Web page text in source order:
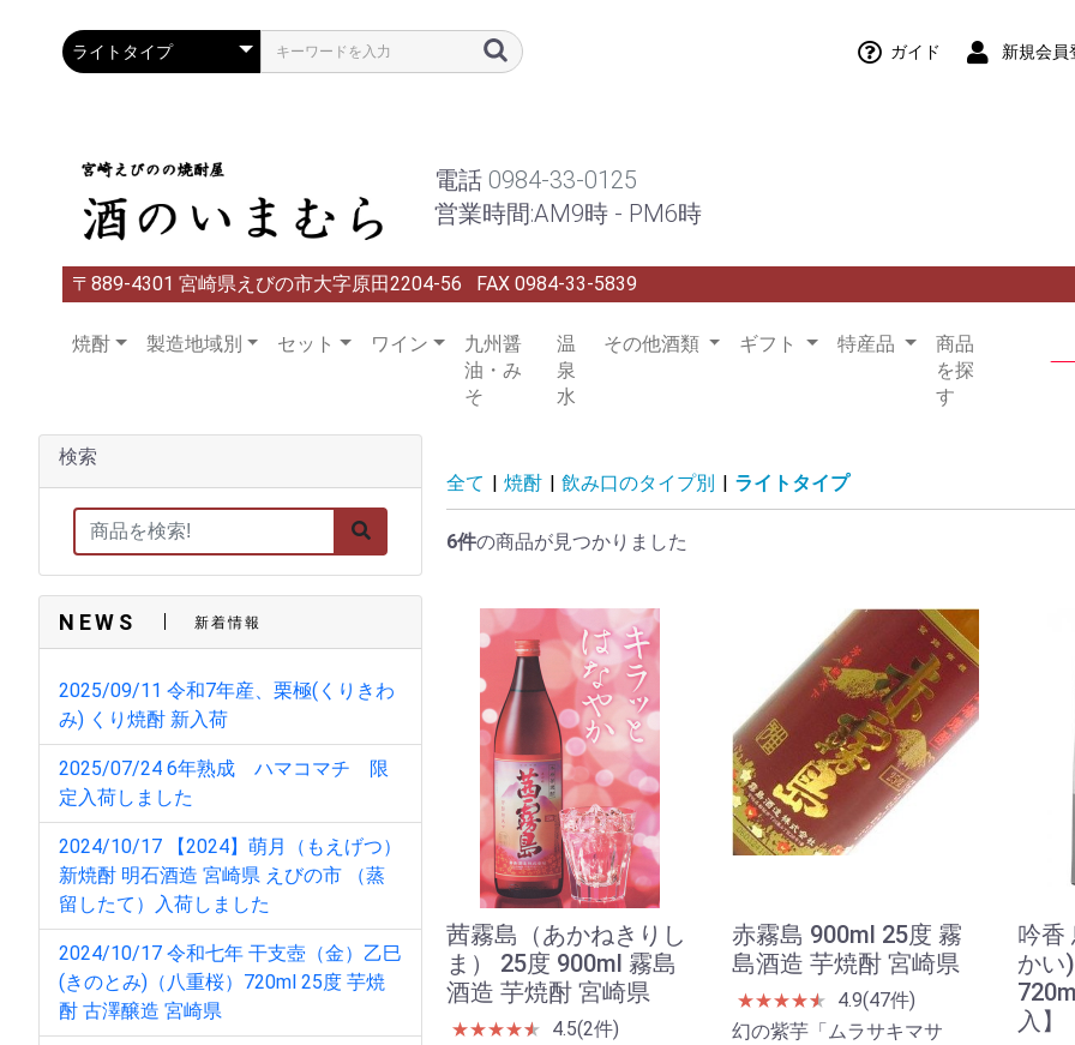
ガイド 新規会員
電話 0984-33-0125
営業時間:AM9時 - PM6時
〒889-4301 宮崎県えびの市大字原田2204-56 FAX 0984-33-5839
焼酎 製造地域別 セット ワイン
九州醤
油・み
そ
温
泉
水
その他酒類 ギフト 特産品
商品
を探
す
検索
NEWS 新着情報
2025/09/11 令和7年産、栗極(くりきわ
み) くり焼酎 新入荷
2025/07/24 6年熟成 ハマコマチ 限
定入荷しました
2024/10/17 【2024】萌月（もえげつ）
新焼酎 明石酒造 宮崎県 えびの市 （蒸
留したて）入荷しました
2024/10/17 令和七年 干支壺（金）乙巳
(きのとみ)（八重桜）720ml 25度 芋焼
酎 古澤醸造 宮崎県
全て | 焼酎 | 飲み口のタイプ別 | ライトタイプ
6件の商品が見つかりました
茜霧島（あかねきりし
ま） 25度 900ml 霧島
酒造 芋焼酎 宮崎県
★★★★★
★
4.5(2件)
赤霧島 900ml 25度 霧
島酒造 芋焼酎 宮崎県
★★★★★
★
4.9(47件)
幻の紫芋「ムラサキマサ
吟香
かい
入】